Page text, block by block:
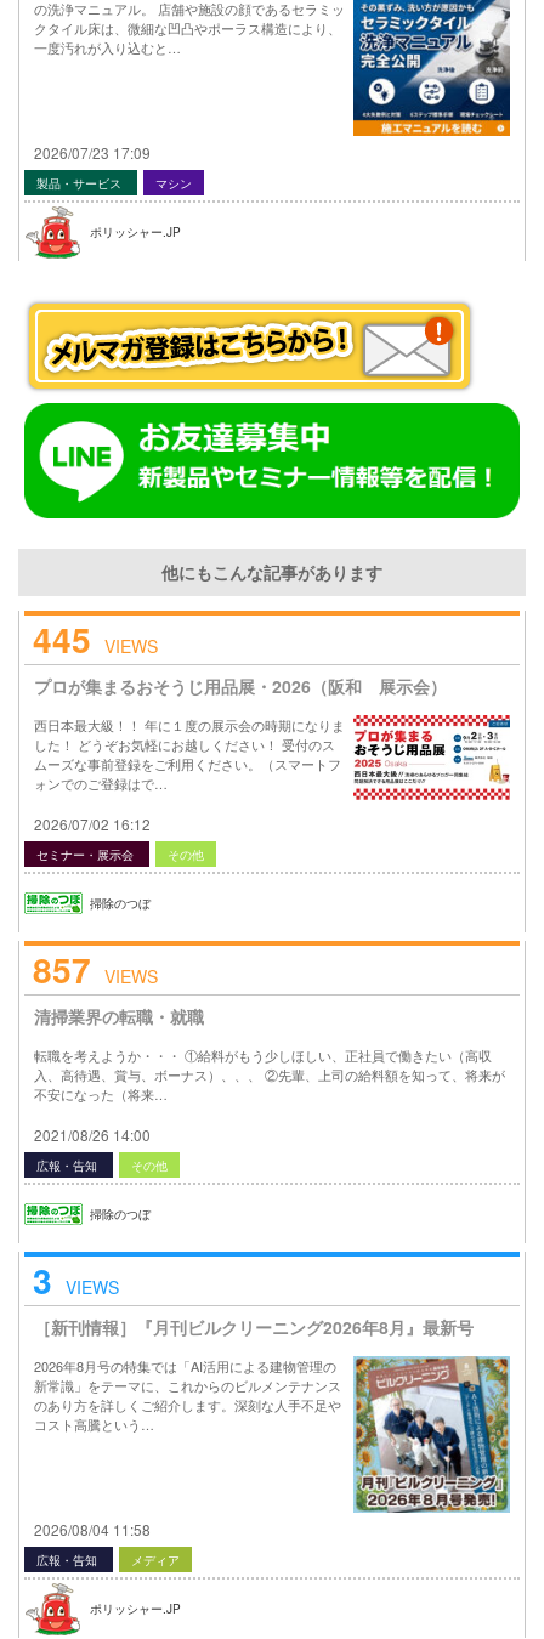
の洗浄マニュアル。 店舗や施設の顔であるセラミッ
クタイル床は、微細な凹凸やポーラス構造により、
一度汚れが入り込むと…
2026/07/23 17:09
製品・サービス マシン
ポリッシャー.JP
他にもこんな記事があります
445 VIEWS
プロが集まるおそうじ用品展・2026（阪和 展示会）
西日本最大級！！ 年に１度の展示会の時期になりま
した！ どうぞお気軽にお越しください！ 受付のス
ムーズな事前登録をご利用ください。（スマートフ
ォンでのご登録はで…
2026/07/02 16:12
セミナー・展示会 その他
掃除のつぼ
857 VIEWS
清掃業界の転職・就職
転職を考えようか・・・ ①給料がもう少しほしい、正社員で働きたい（高収
入、高待遇、賞与、ボーナス）、、、 ②先輩、上司の給料額を知って、将来が
不安になった（将来…
2021/08/26 14:00
広報・告知 その他
掃除のつぼ
3 VIEWS
［新刊情報］『月刊ビルクリーニング2026年8月』最新号
2026年8月号の特集では「AI活用による建物管理の
新常識」をテーマに、これからのビルメンテナンス
のあり方を詳しくご紹介します。深刻な人手不足や
コスト高騰という…
2026/08/04 11:58
広報・告知 メディア
ポリッシャー.JP